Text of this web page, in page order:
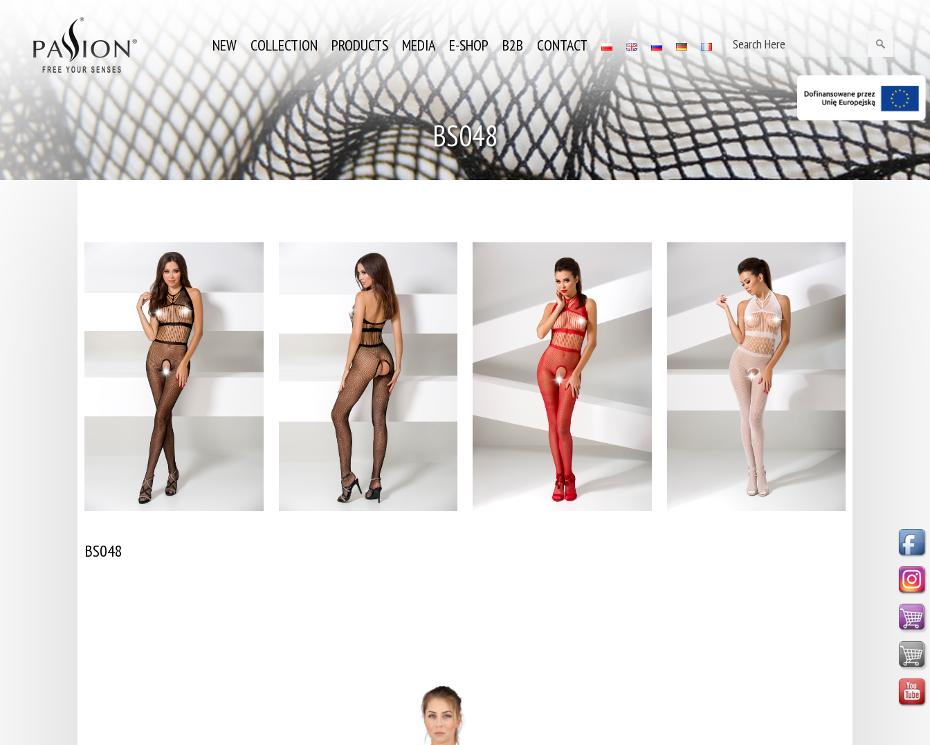
NEW COLLECTION PRODUCTS MEDIA E-SHOP B2B CONTACT
BS048
BS048